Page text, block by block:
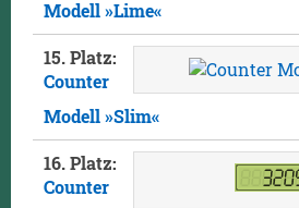
Modell »Lime«
15. Platz:
Counter
Modell »Slim«
16. Platz:
Counter